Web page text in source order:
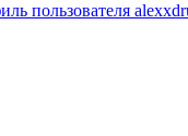
пользователя